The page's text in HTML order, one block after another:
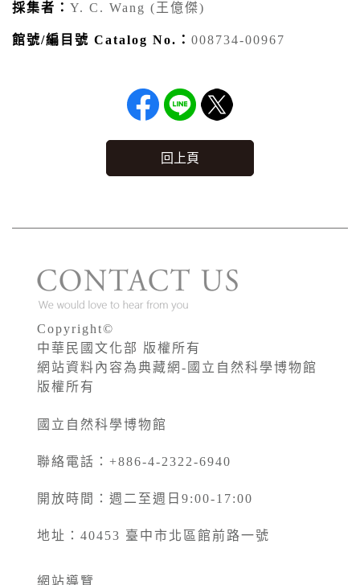
採集者： Y. C. Wang (王億傑)
館號/編目號 Catalog No.： 008734-00967
回上頁
Copyright©
中華民國文化部 版權所有
網站資料內容為典藏網-國立自然科學博物館
版權所有
國立自然科學博物館
聯絡電話：+886-4-2322-6940
開放時間：週二至週日9:00-17:00
地址：40453 臺中市北區館前路一號
網站導覽